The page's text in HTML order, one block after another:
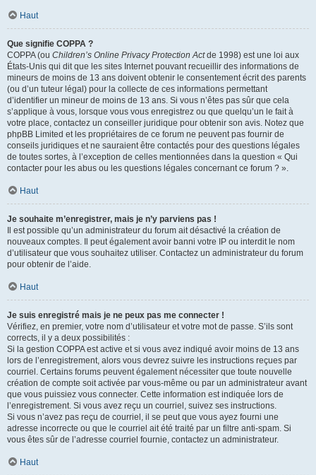
Haut
Que signifie COPPA ?
COPPA (ou Children’s Online Privacy Protection Actde 1998) est une loi aux
États-Unis qui dit que les sites Internet pouvant recueillir des informations de
mineurs de moins de 13 ans doivent obtenir le consentement écrit des parents
(ou d’un tuteur légal) pour la collecte de ces informations permettant
d’identifier un mineur de moins de 13 ans. Si vous n’êtes pas sûr que cela
s’applique à vous, lorsque vous vous enregistrez ou que quelqu’un le fait à
votre place, contactez un conseiller juridique pour obtenir son avis. Notez que
phpBB Limited et les propriétaires de ce forum ne peuvent pas fournir de
conseils juridiques et ne sauraient être contactés pour des questions légales
de toutes sortes, à l’exception de celles mentionnées dans la question « Qui
contacter pour les abus ou les questions légales concernant ce forum ? ».
Haut
Je souhaite m’enregistrer, mais je n’y parviens pas !
Il est possible qu’un administrateur du forum ait désactivé la création de
nouveaux comptes. Il peut également avoir banni votre IP ou interdit le nom
d’utilisateur que vous souhaitez utiliser. Contactez un administrateur du forum
pour obtenir de l’aide.
Haut
Je suis enregistré mais je ne peux pas me connecter !
Vérifiez, en premier, votre nom d’utilisateur et votre mot de passe. S’ils sont
corrects, il y a deux possibilités :
Si la gestion COPPA est active et si vous avez indiqué avoir moins de 13 ans
lors de l’enregistrement, alors vous devrez suivre les instructions reçues par
courriel. Certains forums peuvent également nécessiter que toute nouvelle
création de compte soit activée par vous-même ou par un administrateur avant
que vous puissiez vous connecter. Cette information est indiquée lors de
l’enregistrement. Si vous avez reçu un courriel, suivez ses instructions.
Si vous n’avez pas reçu de courriel, il se peut que vous ayez fourni une
adresse incorrecte ou que le courriel ait été traité par un filtre anti-spam. Si
vous êtes sûr de l’adresse courriel fournie, contactez un administrateur.
Haut